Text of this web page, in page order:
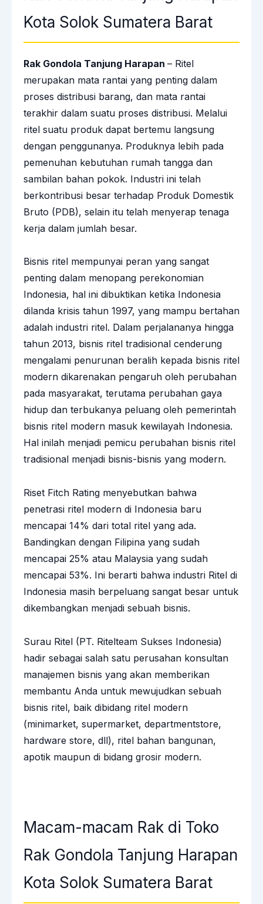
Kota Solok Sumatera Barat
Rak Gondola Tanjung Harapan – Ritel
merupakan mata rantai yang penting dalam
proses distribusi barang, dan mata rantai
terakhir dalam suatu proses distribusi. Melalui
ritel suatu produk dapat bertemu langsung
dengan penggunanya. Produknya lebih pada
pemenuhan kebutuhan rumah tangga dan
sambilan bahan pokok. Industri ini telah
berkontribusi besar terhadap Produk Domestik
Bruto (PDB), selain itu telah menyerap tenaga
kerja dalam jumlah besar.
Bisnis ritel mempunyai peran yang sangat
penting dalam menopang perekonomian
Indonesia, hal ini dibuktikan ketika Indonesia
dilanda krisis tahun 1997, yang mampu bertahan
adalah industri ritel. Dalam perjalananya hingga
tahun 2013, bisnis ritel tradisional cenderung
mengalami penurunan beralih kepada bisnis ritel
modern dikarenakan pengaruh oleh perubahan
pada masyarakat, terutama perubahan gaya
hidup dan terbukanya peluang oleh pemerintah
bisnis ritel modern masuk kewilayah Indonesia.
Hal inilah menjadi pemicu perubahan bisnis ritel
tradisional menjadi bisnis-bisnis yang modern.
Riset Fitch Rating menyebutkan bahwa
penetrasi ritel modern di Indonesia baru
mencapai 14% dari total ritel yang ada.
Bandingkan dengan Filipina yang sudah
mencapai 25% atau Malaysia yang sudah
mencapai 53%. Ini berarti bahwa industri Ritel di
Indonesia masih berpeluang sangat besar untuk
dikembangkan menjadi sebuah bisnis.
Surau Ritel (PT. Ritelteam Sukses Indonesia)
hadir sebagai salah satu perusahan konsultan
manajemen bisnis yang akan memberikan
membantu Anda untuk mewujudkan sebuah
bisnis ritel, baik dibidang ritel modern
(minimarket, supermarket, departmentstore,
hardware store, dll), ritel bahan bangunan,
apotik maupun di bidang grosir modern.
Macam-macam Rak di Toko
Rak Gondola Tanjung Harapan
Kota Solok Sumatera Barat